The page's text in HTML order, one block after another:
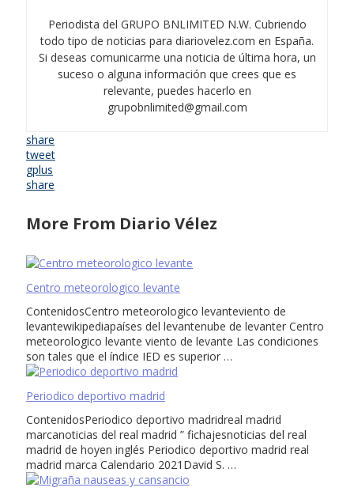
Periodista del GRUPO BNLIMITED N.W. Cubriendo
todo tipo de noticias para diariovelez.com en España.
Si deseas comunicarme una noticia de última hora, un
suceso o alguna información que crees que es
relevante, puedes hacerlo en
grupobnlimited@gmail.com
share
tweet
gplus
share
More From Diario Vélez
Centro meteorologico levante
ContenidosCentro meteorologico levanteviento de
levantewikipediapaíses del levantenube de levanter Centro
meteorologico levante viento de levante Las condiciones
son tales que el índice IED es superior …
Periodico deportivo madrid
ContenidosPeriodico deportivo madridreal madrid
marcanoticias del real madrid ” fichajesnoticias del real
madrid de hoyen inglés Periodico deportivo madrid real
madrid marca Calendario 2021David S. …